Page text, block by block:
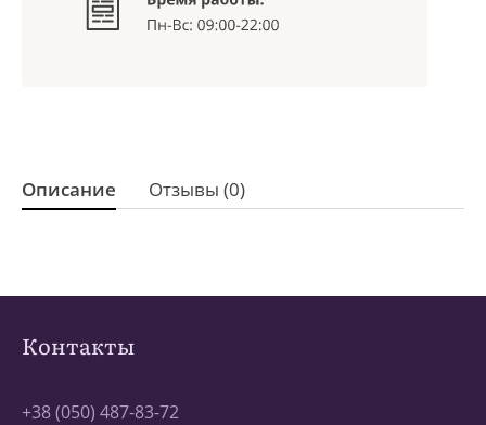
Описание Отзывы (0)
Контакты
+38 (050) 487-83-72